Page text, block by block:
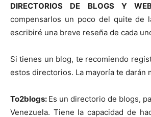
DIRECTORIOS DE BLOGS Y
compensarlos un poco del quite de
escribiré una breve reseña de cada
Si tienes un blog, te recomiendo
estos directorios. La mayoría te darán
To2blogs: Es un directorio de blogs,
Venezuela. Tiene la capacidad de